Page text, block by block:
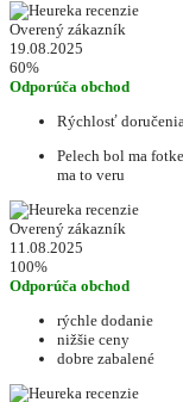
Overený zákazník
19.08.2025
60%
Odporúča obchod
Rýchlosť
Pelech bol ma
ma to veru
Overený zákazník
11.08.2025
100%
Odporúča obchod
rýchle dodanie
nižšie ceny
dobre zabalené